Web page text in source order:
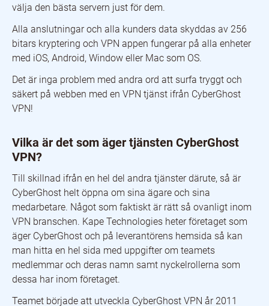
välja den bästa servern just för dem.
Alla anslutningar och alla kunders data skyddas av 256
bitars kryptering och VPN appen fungerar på alla enheter
med iOS, Android, Window eller Mac som OS.
Det är inga problem med andra ord att surfa tryggt och
säkert på webben med en VPN tjänst ifrån CyberGhost
VPN!
Vilka är det som äger tjänsten CyberGhost
VPN?
Till skillnad ifrån en hel del andra tjänster därute, så är
CyberGhost helt öppna om sina ägare och sina
medarbetare. Något som faktiskt är rätt så ovanligt inom
VPN branschen. Kape Technologies heter företaget som
äger CyberGhost och på leverantörens hemsida så kan
man hitta en hel sida med uppgifter om teamets
medlemmar och deras namn samt nyckelrollerna som
dessa har inom företaget.
Teamet började att utveckla CyberGhost VPN år 2011